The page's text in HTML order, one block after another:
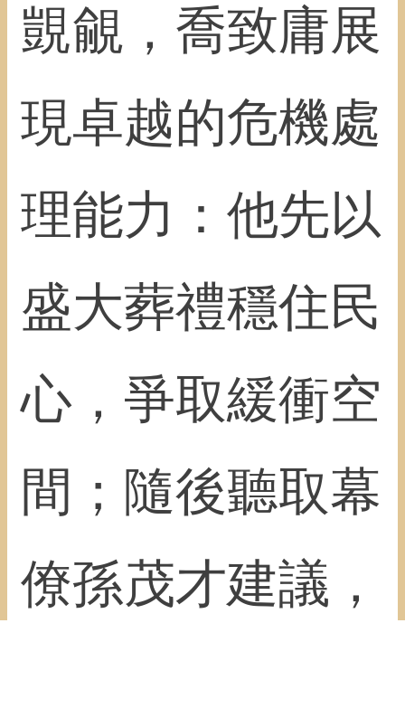
覬覦，喬致庸展
現卓越的危機處
理能力：他先以
盛大葬禮穩住民
心，爭取緩衝空
間；隨後聽取幕
僚孫茂才建議，